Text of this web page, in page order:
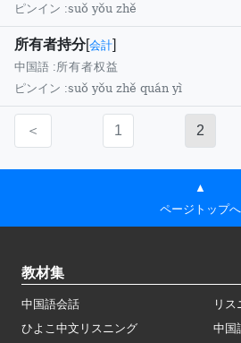
ピンイン :suǒ yǒu zhě
所有者持分[会計]
中国語 :所有者权益
ピンイン :suǒ yǒu zhě quán yì
＜ 1 2
▲
ページトップへ
教材集
中国語会話
リス
ひよこ中文リスニング
中国